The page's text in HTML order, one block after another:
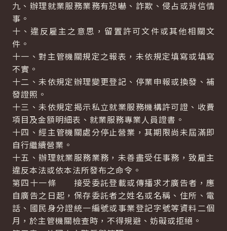
九、辦理就業服務業務有恐嚇、詐欺、侵占或背信情
事。
十、違反雇主之意思，留置許可文件或其他相關文
件。
十一、對主管機關規定之報表，未依規定填寫或填寫
不實。
十二、未依規定辦理變更登記、停業申報或換發、補
發證照。
十三、未依規定揭示私立就業服務機構許可證、收費
項目及金額明細表、就業服務專業人員證書。
十四、經主管機關處分停止營業，其期限尚未屆滿即
自行繼續營業。
十五、辦理就業服務業務，未善盡受任事務，致雇主
違反本法或依本法所發布之命令。
第四十一條 接受委託登載或傳播求才廣告者，應
自廣告之日起，保存委託者之姓名或名稱、住所、電
話、國民身分證統一編號或事業登記字號等資料二個
月，於主管機關檢查時，不得規避、妨礙或拒絕。